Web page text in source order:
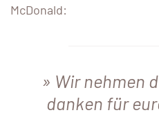
McDonald:
Wir nehmen
danken für